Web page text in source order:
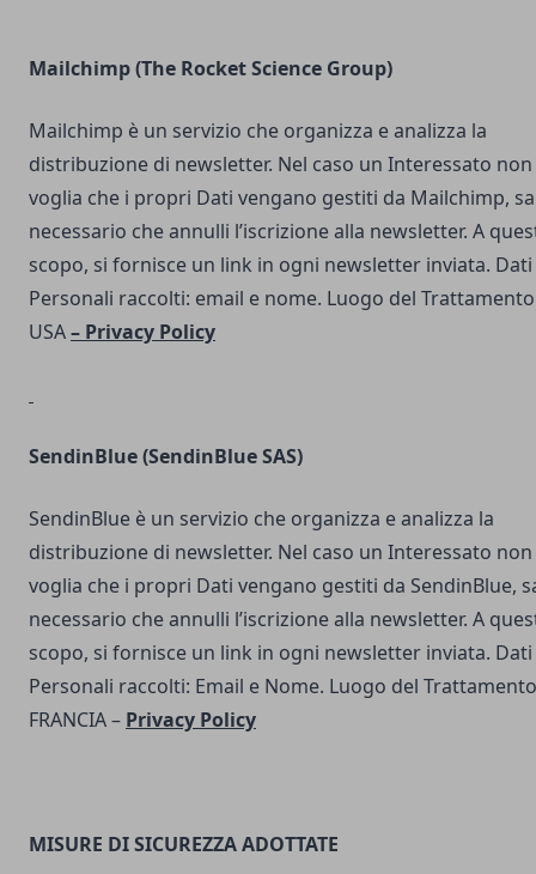
Mailchimp (The Rocket Science Group)
Mailchimp è un servizio che organizza e analizza la
distribuzione di newsletter. Nel caso un Interessato non
voglia che i propri Dati vengano gestiti da Mailchimp,
necessario che annulli l’iscrizione alla newsletter. A
scopo, si fornisce un link in ogni newsletter inviata. Dati
Personali raccolti: email e nome. Luogo del
USA– Privacy Policy
SendinBlue(SendinBlue SAS)
SendinBlue è un servizio che organizza e analizza la
distribuzione di newsletter. Nel caso un Interessato non
voglia che i propri Dati vengano gestiti da SendinBlue,
necessario che annulli l’iscrizione alla newsletter. A
scopo, si fornisce un link in ogni newsletter inviata. Dati
Personali raccolti: Email e Nome. Luogo del
FRANCIA – Privacy Policy
MISURE DI SICUREZZA ADOTTATE